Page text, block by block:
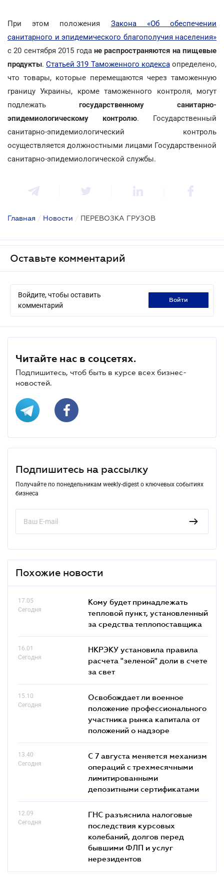
При этом положения Закона «Об обеспечении
санитарного и эпидемического благополучия населения»
с 20 сентября 2015 года не распространяются на пищевые
продукты.Статьей 319 Таможенного кодексаопределено,
что товары, которые перемещаются через таможенную
границу Украины, кроме таможенного контроля, могут
подлежать государственному санитарно-
эпидемиологическому контролю. Государственный
санитарно-эпидемиологический контроль
осуществляется должностными лицами Государственной
санитарно-эпидемиологической службы.
Главная / Новости / ПЕРЕВОЗКА ГРУЗОВ
Оставьте комментарий
Войдите, чтобы оставить
комментарий
войти
Читайте нас в соцсетях.
Подпишитесь, чтоб быть в курсе всех бизнес-
новостей.
Подпишитесь на рассылку
Получайте по понедельникам weekly-digest о ключевых событиях
бизнеса
Похожие новости
17.05
Сегодня
Кому будет принадлежать
тепловой пункт, установленный
за средства теплопоставщика
16.01
Сегодня
НКРЭКУ установила правила
расчета "зеленой" доли в счете
за свет
15.10
Сегодня
Освобождает ли военное
положение профессионального
участника рынка капитала от
положений о надзоре
13.40
Сегодня
С 7 августа меняется механизм
операций с трехмесячными
лимитированными
депозитными сертификатами
12.09
Сегодня
ГНС разъяснила налоговые
последствия курсовых
колебаний, долгов перед
бывшими ФЛП и услуг
нерезидентов